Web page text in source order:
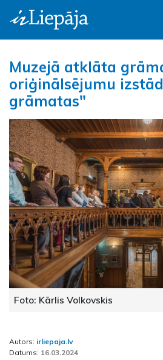
Muzejā atklāta
oriģinālsējumu
grāmatas"
Foto: Kārlis Volkovskis
Autors: irliepaja.lv
Datums: 16.03.2024